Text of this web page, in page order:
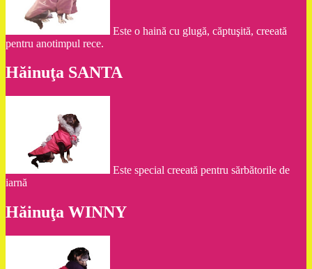
Este o haină cu glugă, căptuşită, creeată
pentru anotimpul rece.
Hăinuţa SANTA
Este special creeată pentru sărbătorile de
iarnă
Hăinuţa WINNY